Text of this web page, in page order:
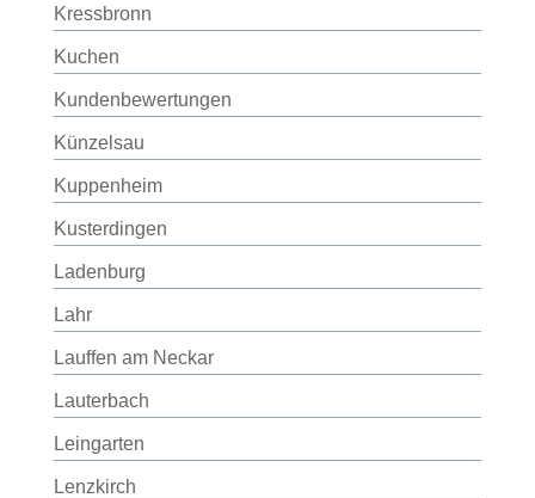
Kressbronn
Kuchen
Kundenbewertungen
Künzelsau
Kuppenheim
Kusterdingen
Ladenburg
Lahr
Lauffen am Neckar
Lauterbach
Leingarten
Lenzkirch